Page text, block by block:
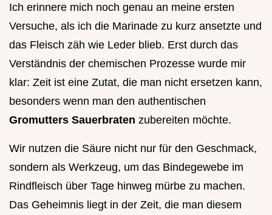
Ich erinnere mich noch genau an meine ersten
Versuche, als ich die Marinade zu kurz ansetzte und
das Fleisch zäh wie Leder blieb. Erst durch das
Verständnis der chemischen Prozesse wurde mir
klar: Zeit ist eine Zutat, die man nicht ersetzen kann,
besonders wenn man den authentischen
Gromutters Sauerbraten zubereiten möchte.
Wir nutzen die Säure nicht nur für den Geschmack,
sondern als Werkzeug, um das Bindegewebe im
Rindfleisch über Tage hinweg mürbe zu machen.
Das Geheimnis liegt in der Zeit, die man diesem